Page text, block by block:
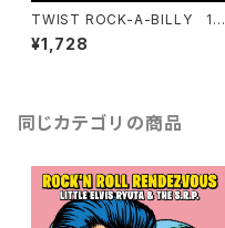
TWIST ROCK-A-BILLY 12i
nch アナログ盤
¥1,728
同じカテゴリの商品